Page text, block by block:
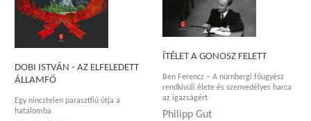
DOBI ISTVÁN - AZ ELFELEDETT
ÁLLAMFŐ
Egy nincstelen parasztfiú útja a
hatalomba
ÍTÉLET A GONOSZ FELETT
Ben Ferencz – A nürnbergi főügyész
rendkívüli élete és szenvedélyes harca
az igazságért
Philipp Gut